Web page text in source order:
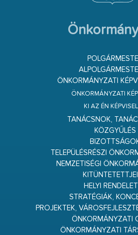
ÖNKORMÁNYZATI
ÖNKORMÁNYZATI
KI AZ ÉN
TANÁCSNOK,
KÖZGYŰLÉS
TELEPÜLÉSRÉSZI
NEMZETISÉGI
HELYI
STRATÉGIÁK,
PROJEKTEK,
ÖNKORMÁNYZATI
ÖNKORMÁNYZATI